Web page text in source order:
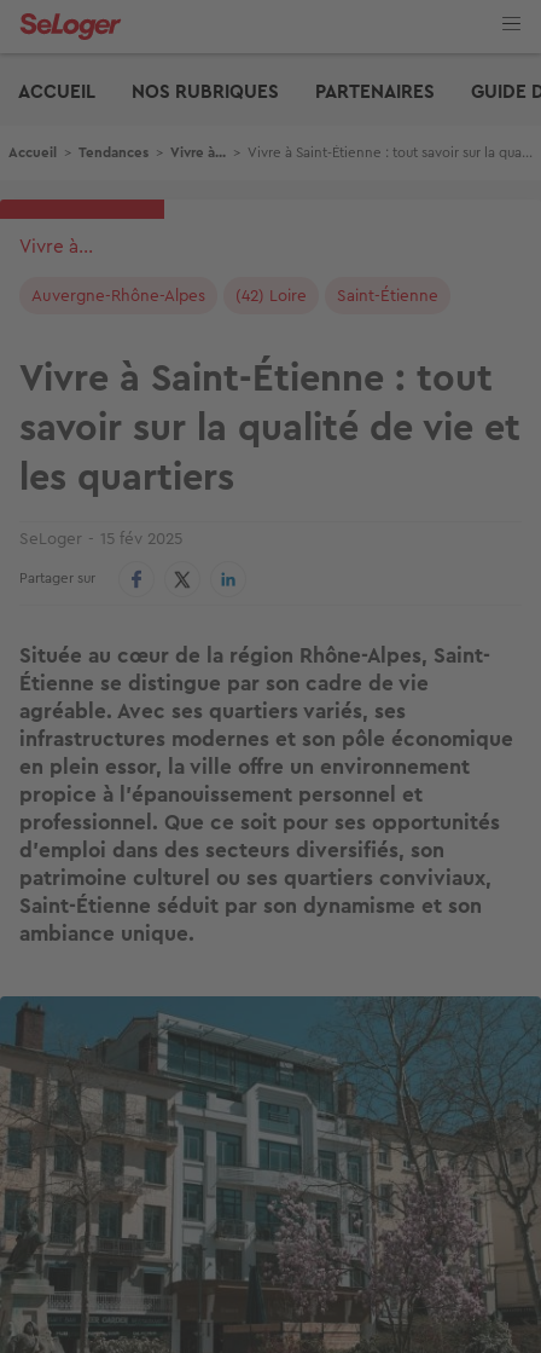
Aller
ACCUEIL
NOS RUBRIQUES PARTENAIRES GUIDE
Fil d'Ariane
Accueil > Tendances > Vivre à... > Vivre à Saint-Étienne : tout savoir sur la qualité de vie et les quartiers
Vivre à...
Auvergne-Rhône-Alpes (42) Loire Saint-Étienne
Vivre à Saint-Étienne : tout
savoir sur la qualité de vie et
les quartiers
SeLoger 15 fév 2025
Partager sur
Située au cœur de la région Rhône-Alpes, Saint-
Étienne se distingue par son cadre de vie
agréable. Avec ses quartiers variés, ses
infrastructures modernes et son pôle économique
en plein essor, la ville offre un environnement
propice à l’épanouissement personnel et
professionnel. Que ce soit pour ses opportunités
d’emploi dans des secteurs diversifiés, son
patrimoine culturel ou ses quartiers conviviaux,
Saint-Étienne séduit par son dynamisme et son
ambiance unique.
Image